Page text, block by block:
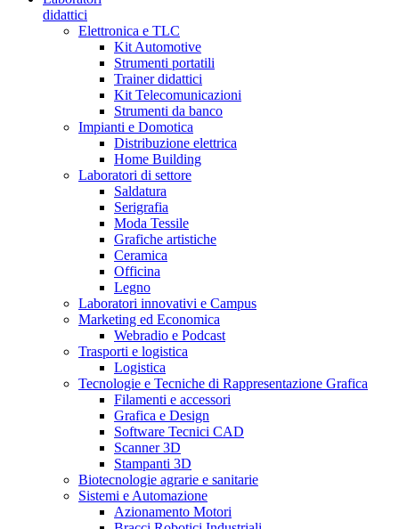
didattici
Elettronica e TLC
Kit Automotive
Strumenti portatili
Trainer didattici
Kit Telecomunicazioni
Strumenti da banco
Impianti e Domotica
Distribuzione elettrica
Home Building
Laboratori di settore
Saldatura
Serigrafia
Moda Tessile
Grafiche artistiche
Ceramica
Officina
Legno
Laboratori innovativi e Campus
Marketing ed Economica
Webradio e Podcast
Trasporti e logistica
Logistica
Tecnologie e Tecniche di Rappresentazione Grafica
Filamenti e accessori
Grafica e Design
Software Tecnici CAD
Scanner 3D
Stampanti 3D
Biotecnologie agrarie e sanitarie
Sistemi e Automazione
Azionamento Motori